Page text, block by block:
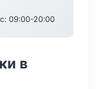
09:00-20:00
в